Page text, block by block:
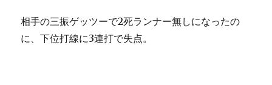
相手の三振ゲッツーで2死ランナー無しになったの
に、下位打線に3連打で失点。